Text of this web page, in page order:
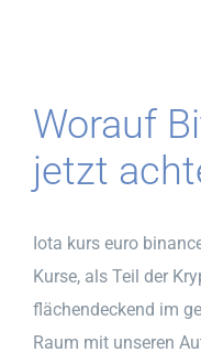
Worauf
jetzt
Iota kurs euro
Kurse, als Teil der
flächendeckend im
Raum mit unseren